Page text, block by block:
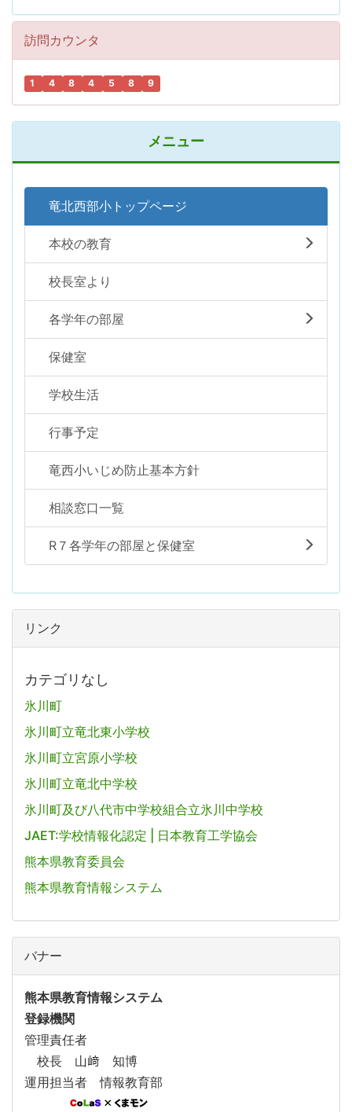
訪問カウンタ
1 4 8 4 5 8 9
メニュー
竜北西部小トップページ
本校の教育
校長室より
各学年の部屋
保健室
学校生活
行事予定
竜西小いじめ防止基本方針
相談窓口一覧
R７各学年の部屋と保健室
リンク
カテゴリなし
氷川町
氷川町立竜北東小学校
氷川町立宮原小学校
氷川町立竜北中学校
氷川町及び八代市中学校組合立氷川中学校
JAET:学校情報化認定 | 日本教育工学協会
熊本県教育委員会
熊本県教育情報システム
バナー
熊本県教育情報システム
登録機関
管理責任者
校長 山﨑 知博
運用担当者 情報教育部